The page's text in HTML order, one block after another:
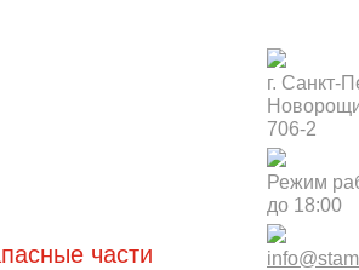
части
г. Санкт-
706-2
Режим
до 18:00